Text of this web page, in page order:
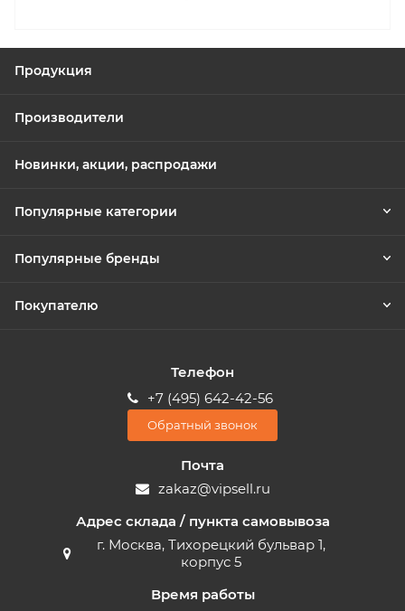
Продукция
Производители
Новинки, акции, распродажи
Популярные категории
Популярные бренды
Покупателю
Телефон
+7 (495) 642-42-56
Обратный звонок
Почта
zakaz@vipsell.ru
Адрес склада / пункта самовывоза
г. Москва, Тихорецкий бульвар 1,
корпус 5
Время работы